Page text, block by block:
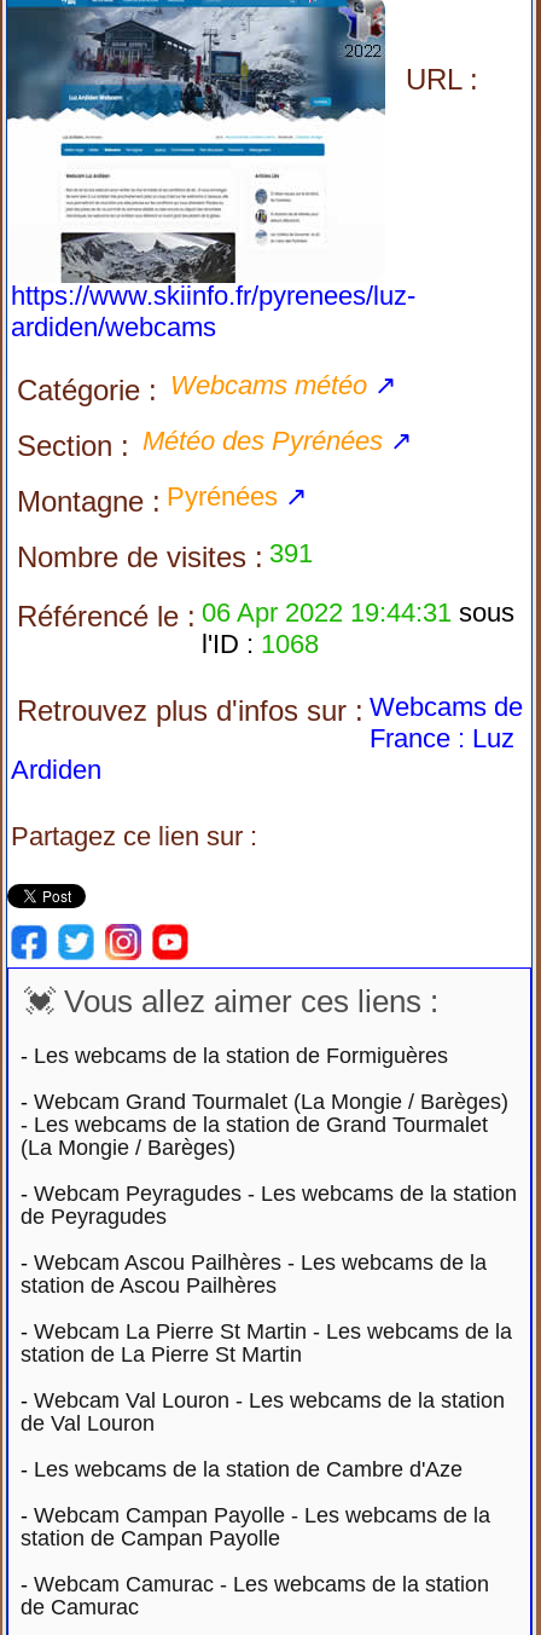
URL :
https://www.skiinfo.fr/pyrenees/luz-
ardiden/webcams
Catégorie : Webcams météo ↗
Section : Météo des Pyrénées ↗
Montagne : Pyrénées ↗
Nombre de visites : 391
Référencé le : 06 Apr 2022 19:44:31 sous
l'ID : 1068
Retrouvez plus d'infos sur : Webcams de
France : Luz
Ardiden
Partagez ce lien sur :
💓 Vous allez aimer ces liens :
- Les webcams de la station de Formiguères
-Webcam Grand Tourmalet (La Mongie / Barèges)
- Les webcams de la station de Grand Tourmalet
(La Mongie / Barèges)
-Webcam Peyragudes - Les webcams de la station
de Peyragudes
-Webcam Ascou Pailhères - Les webcams de la
station de Ascou Pailhères
-Webcam La Pierre St Martin - Les webcams de la
station de La Pierre St Martin
-Webcam Val Louron - Les webcams de la station
de Val Louron
- Les webcams de la station de Cambre d'Aze
-Webcam Campan Payolle - Les webcams de la
station de Campan Payolle
-Webcam Camurac - Les webcams de la station
de Camurac